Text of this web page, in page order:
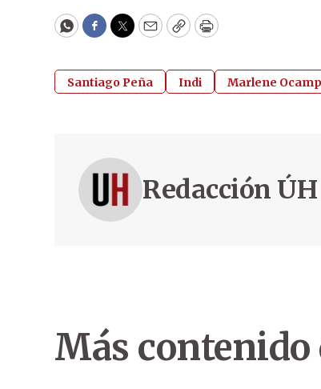
WhatsApp
Facebook
Twitter
EmailCopyPrint
Santiago Peña Indi Marlene
Redacción ÚH
Más contenido